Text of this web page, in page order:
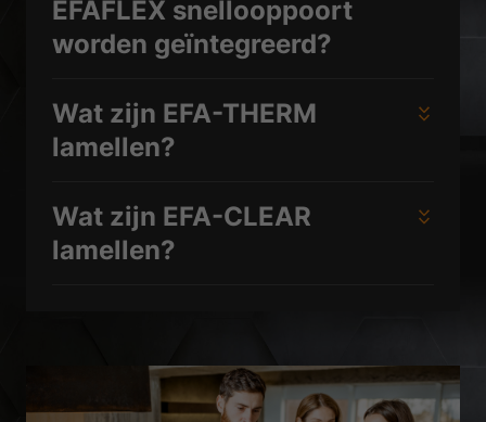
EFAFLEX snellooppoort
worden geïntegreerd?
Wat zijn EFA-THERM
lamellen?
Wat zijn EFA-CLEAR
lamellen?